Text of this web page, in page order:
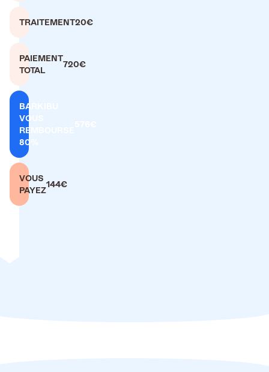
TRAITEMENT20€
PAIEMENT
TOTAL
720€
BARKIBU
VOUS
REMBOURSE
80%
VOUS
PAYEZ
144€